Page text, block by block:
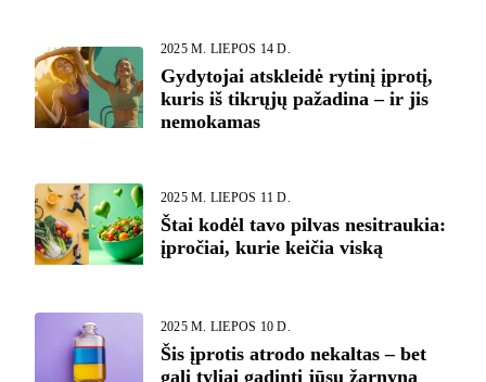
2025 M. LIEPOS 14 D.
Gydytojai atskleidė rytinį įprotį,
kuris iš tikrųjų pažadina – ir jis
nemokamas
2025 M. LIEPOS 11 D.
Štai kodėl tavo pilvas nesitraukia:
įpročiai, kurie keičia viską
2025 M. LIEPOS 10 D.
Šis įprotis atrodo nekaltas – bet
gali tyliai gadinti jūsų žarnyną